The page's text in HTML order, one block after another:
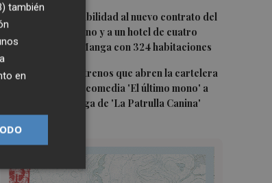
4
San Javier da viabilidad al nuevo contrato del
transporte urbano y a un hotel de cuatro
estrellas en La Manga con 324 habitaciones
5 Estos son los estrenos que abren la cartelera
en agosto: de la comedia 'El último mono' a
una nueva entrega de 'La Patrulla Canina'
también
en